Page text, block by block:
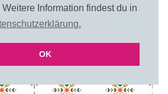
Information findest du in
OK